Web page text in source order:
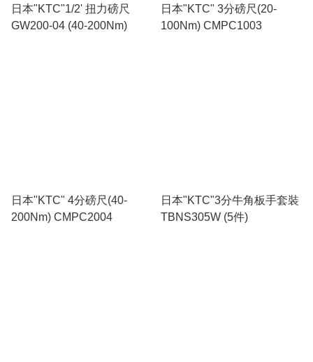
日本"KTC"1/2' 扭力磅尺
GW200-04 (40-200Nm)
日本"KTC" 3分磅尺(20-
100Nm) CMPC1003
日本"KTC" 4分磅尺(40-
200Nm) CMPC2004
日本"KTC"3分牛角板手套裝
TBNS305W (5件)